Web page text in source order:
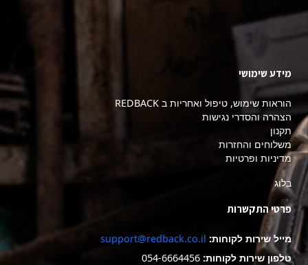
מידע שימושי
הוראות שימוש, טיפול ואחריות ב REDBACK
הצהרה והסדרי נגישות
תקנון
משלוחים והחזרות
מדיניות ופרטיות
בלוג
פרטי התקשרות
מייל שירות לקוחות: support@redback.co.il
טלפון שירות לקוחות: 054-6664456